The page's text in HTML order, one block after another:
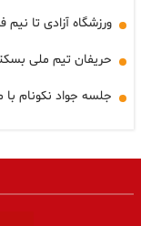
ورزشگاه آزادی تا
حریفان تیم ملی
جلسه جواد نکونام با